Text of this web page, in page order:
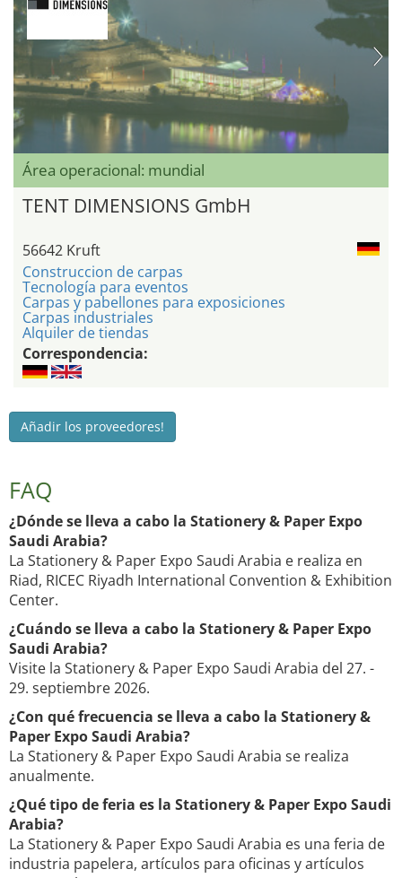
Área operacional: mundial
TENT DIMENSIONS GmbH
56642 Kruft
Construccion de carpas
Tecnología para eventos
Carpas y pabellones para exposiciones
Carpas industriales
Alquiler de tiendas
Correspondencia:
Añadir los proveedores!
FAQ
¿Dónde se lleva a cabo la Stationery & Paper Expo
Saudi Arabia?
La Stationery & Paper Expo Saudi Arabia e realiza en
Riad, RICEC Riyadh International Convention & Exhibition
Center.
¿Cuándo se lleva a cabo la Stationery & Paper Expo
Saudi Arabia?
Visite la Stationery & Paper Expo Saudi Arabia del 27. -
29. septiembre 2026.
¿Con qué frecuencia se lleva a cabo la Stationery &
Paper Expo Saudi Arabia?
La Stationery & Paper Expo Saudi Arabia se realiza
anualmente.
¿Qué tipo de feria es la Stationery & Paper Expo Saudi
Arabia?
La Stationery & Paper Expo Saudi Arabia es una feria de
industria papelera, artículos para oficinas y artículos